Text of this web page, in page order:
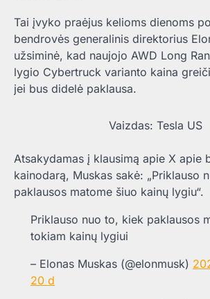
Tai įvyko praėjus kelioms dienoms
bendrovės generalinis direktorius
užsiminė, kad naujojo AWD Long
lygio Cybertruck varianto kaina
jei bus didelė paklausa.
Vaizdas: Tesla US
Atsakydamas į klausimą apie X apie
kainodarą, Muskas sakė: „Priklauso
paklausos matome šiuo kainų lygiu“.
Priklauso nuo to, kiek paklausos
tokiam kainų lygiui
– Elonas Muskas (@elonmusk)
20 d